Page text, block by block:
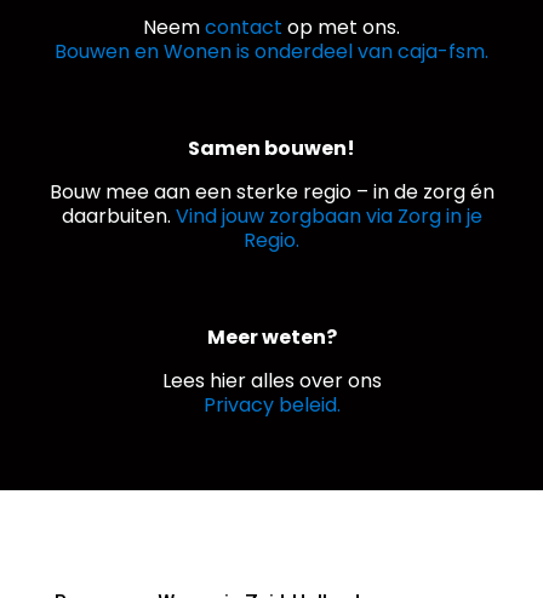
Neemcontact op met ons.
Bouwen en Wonen is onderdeel van caja-fsm.
Samen bouwen!
Bouw mee aan een sterke regio – in de zorg én
daarbuiten. Vind jouw zorgbaan via Zorg in je
Regio.
Meer weten?
Lees hier alles over ons
Privacy beleid.